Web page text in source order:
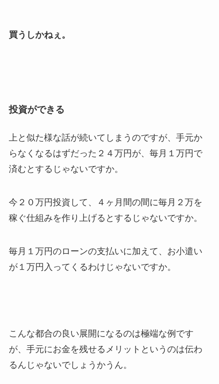
買うしかねぇ。
投資ができる
上と似た様な話が続いてしまうのですが、手元か
らなくなるはずだった２４万円が、毎月１万円で
済むとするじゃないですか。
今２０万円投資して、４ヶ月間の間に毎月２万を
稼ぐ仕組みを作り上げるとするじゃないですか。
毎月１万円のローンの支払いに加えて、お小遣い
が１万円入ってくるわけじゃないですか。
こんな都合の良い展開になるのは極端な例です
が、手元にお金を残せるメリットというのは伝わ
るんじゃないでしょうかうん。